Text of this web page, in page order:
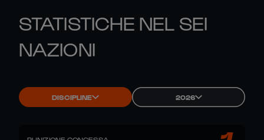
STATISTICHE NEL SEI
NAZIONI
DISCIPLINE 2026